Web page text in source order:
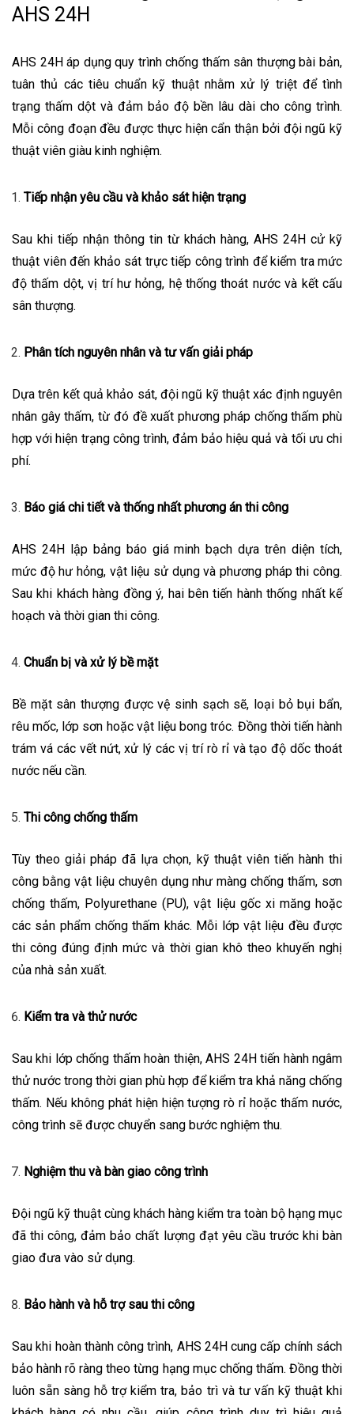
AHS 24H
AHS 24H áp dụng quy trình chống thấm sân thượng bài bản,
tuân thủ các tiêu chuẩn kỹ thuật nhằm xử lý triệt để tình
trạng thấm dột và đảm bảo độ bền lâu dài cho công trình.
Mỗi công đoạn đều được thực hiện cẩn thận bởi đội ngũ kỹ
thuật viên giàu kinh nghiệm.
Tiếp nhận yêu cầu và khảo sát hiện trạng
Sau khi tiếp nhận thông tin từ khách hàng, AHS 24H cử kỹ
thuật viên đến khảo sát trực tiếp công trình để kiểm tra mức
độ thấm dột, vị trí hư hỏng, hệ thống thoát nước và kết cấu
sân thượng.
Phân tích nguyên nhân và tư vấn giải pháp
Dựa trên kết quả khảo sát, đội ngũ kỹ thuật xác định nguyên
nhân gây thấm, từ đó đề xuất phương pháp chống thấm phù
hợp với hiện trạng công trình, đảm bảo hiệu quả và tối ưu chi
phí.
Báo giá chi tiết và thống nhất phương án thi công
AHS 24H lập bảng báo giá minh bạch dựa trên diện tích,
mức độ hư hỏng, vật liệu sử dụng và phương pháp thi công.
Sau khi khách hàng đồng ý, hai bên tiến hành thống nhất kế
hoạch và thời gian thi công.
Chuẩn bị và xử lý bề mặt
Bề mặt sân thượng được vệ sinh sạch sẽ, loại bỏ bụi bẩn,
rêu mốc, lớp sơn hoặc vật liệu bong tróc. Đồng thời tiến hành
trám vá các vết nứt, xử lý các vị trí rò rỉ và tạo độ dốc thoát
nước nếu cần.
Thi công chống thấm
Tùy theo giải pháp đã lựa chọn, kỹ thuật viên tiến hành thi
công bằng vật liệu chuyên dụng như màng chống thấm, sơn
chống thấm, Polyurethane (PU), vật liệu gốc xi măng hoặc
các sản phẩm chống thấm khác. Mỗi lớp vật liệu đều được
thi công đúng định mức và thời gian khô theo khuyến nghị
của nhà sản xuất.
Kiểm tra và thử nước
Sau khi lớp chống thấm hoàn thiện, AHS 24H tiến hành ngâm
thử nước trong thời gian phù hợp để kiểm tra khả năng chống
thấm. Nếu không phát hiện hiện tượng rò rỉ hoặc thấm nước,
công trình sẽ được chuyển sang bước nghiệm thu.
Nghiệm thu và bàn giao công trình
Đội ngũ kỹ thuật cùng khách hàng kiểm tra toàn bộ hạng mục
đã thi công, đảm bảo chất lượng đạt yêu cầu trước khi bàn
giao đưa vào sử dụng.
Bảo hành và hỗ trợ sau thi công
Sau khi hoàn thành công trình, AHS 24H cung cấp chính sách
bảo hành rõ ràng theo từng hạng mục chống thấm. Đồng thời
luôn sẵn sàng hỗ trợ kiểm tra, bảo trì và tư vấn kỹ thuật khi